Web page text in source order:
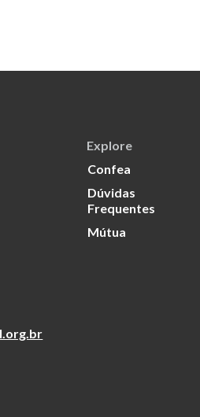
Explore
Confea
Dúvidas
Frequentes
Mútua